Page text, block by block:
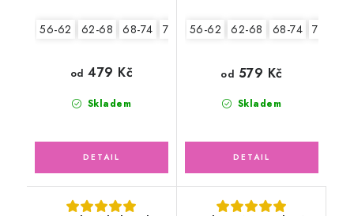
56-62 62-68 68-74 74-80 80-86
Skladem
od 479 Kč
56-62 62-68 68-74 74-80
Skladem
od 579 Kč